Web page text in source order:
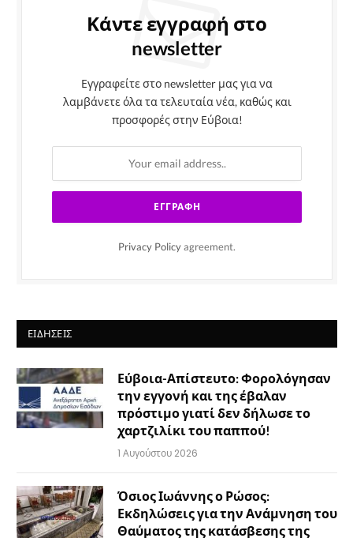
Κάντε εγγραφή στο
newsletter
Εγγραφείτε στο newsletter μας για να
λαμβάνετε όλα τα τελευταία νέα, καθώς και
προσφορές στην Εύβοια!
Privacy Policy agreement.
ΕΙΔΉΣΕΙΣ
Εύβοια-Απίστευτο: Φορολόγησαν
την εγγονή και της έβαλαν
πρόστιμο γιατί δεν δήλωσε το
χαρτζιλίκι του παππού!
1 Αυγούστου 2026
Όσιος Ιωάννης ο Ρώσος:
Εκδηλώσεις για την Ανάμνηση του
Θαύματος της κατάσβεσης της